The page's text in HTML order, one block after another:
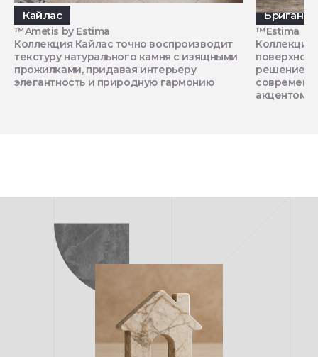
Кайлас
™Ametis by Estima
Коллекция Кайлас точно воспроизводит
текстуру натурального камня с изящными
прожилками, придавая интерьеру
элегантность и природную гармонию
™Estima
Коллекция
решением
акцентом